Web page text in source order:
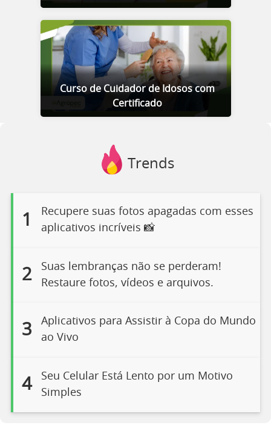
Curso de Cuidador de Idosos com
Certificado
Trends
1
Recupere suas fotos apagadas com esses
aplicativos incríveis 📸
2
Suas lembranças não se perderam!
Restaure fotos, vídeos e arquivos.
3
Aplicativos para Assistir à Copa do Mundo
ao Vivo
4
Seu Celular Está Lento por um Motivo
Simples